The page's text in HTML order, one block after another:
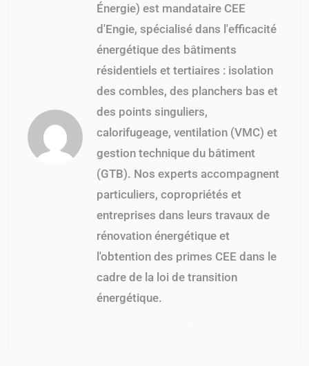
Énergie) est mandataire CEE
d'Engie, spécialisé dans l'efficacité
énergétique des bâtiments
résidentiels et tertiaires : isolation
des combles, des planchers bas et
des points singuliers,
calorifugeage, ventilation (VMC) et
gestion technique du bâtiment
(GTB). Nos experts accompagnent
particuliers, copropriétés et
entreprises dans leurs travaux de
rénovation énergétique et
l'obtention des primes CEE dans le
cadre de la loi de transition
énergétique.